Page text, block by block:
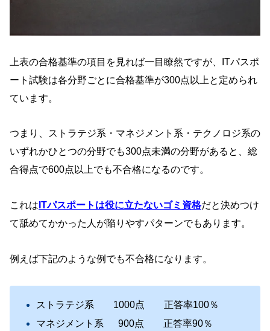
上表の合格基準の項目を見れば一目瞭然ですが、ITパスポ
ート試験は各分野ごとに合格基準が300点以上と定められ
ています。
つまり、ストラテジ系・マネジメント系・テクノロジ系の
いずれかひとつの分野でも300点未満の分野があると、総
合得点で600点以上でも不合格になるのです。
これは ITパスポートは役に立たないゴミ資格だと決めつけ
て舐めてかかった人が陥りやすパターンでもあります。
例えば下記のような例でも不合格になります。
ストラテジ系 1000点 正答率100％
マネジメント系 900点 正答率90％